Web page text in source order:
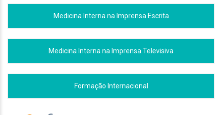
Medicina Interna na Imprensa Escrita
Medicina Interna na Imprensa Televisiva
Formação Internacional